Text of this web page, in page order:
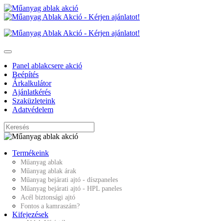
Panel ablakcsere akció
Beépítés
Árkalkulátor
Ajánlatkérés
Szaküzleteink
Adatvédelem
Termékeink
Műanyag ablak
Műanyag ablak árak
Műanyag bejárati ajtó - díszpaneles
Műanyag bejárati ajtó - HPL paneles
Acél biztonsági ajtó
Fontos a kamraszám?
Kifejezések